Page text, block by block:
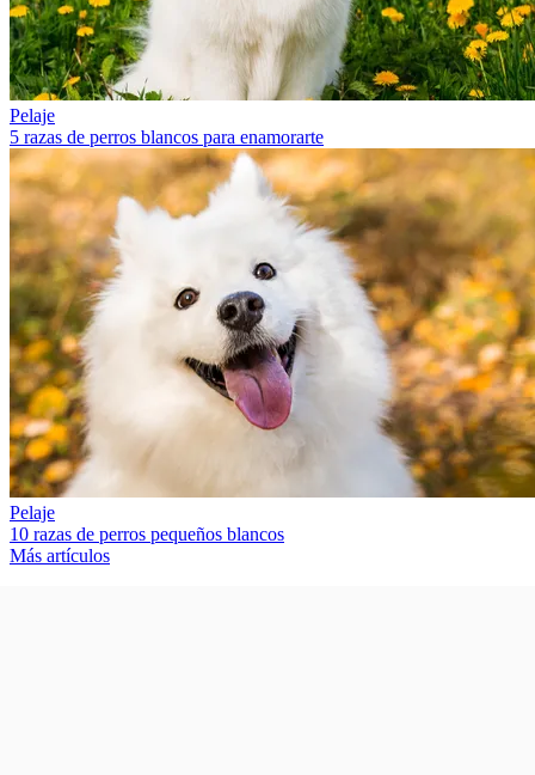
Pelaje
5 razas de perros blancos para enamorarte
Pelaje
10 razas de perros pequeños blancos
Más artículos